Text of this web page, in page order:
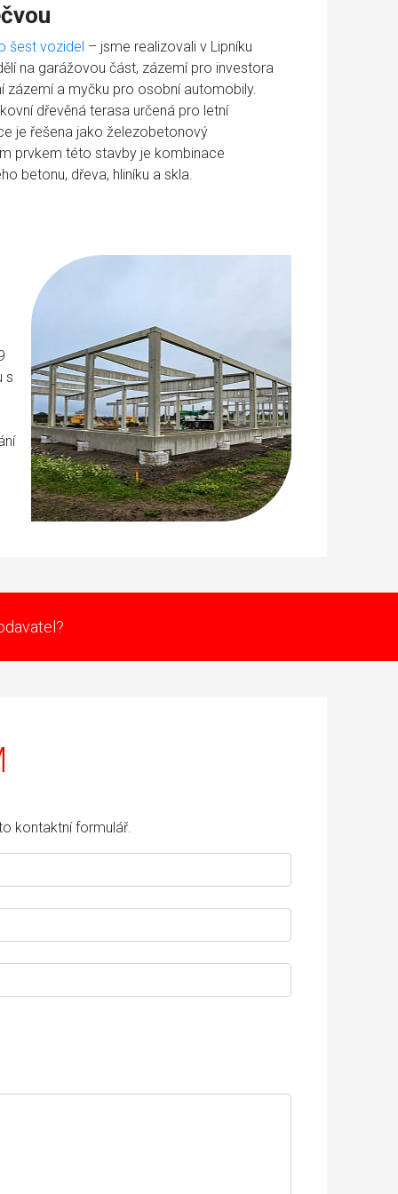
šest vozidel – jsme realizovali v Lipníku
na garážovou část, zázemí pro investora
zázemí a myčku pro osobní automobily.
dřevěná terasa určená pro letní
je řešena jako železobetonový
prvkem této stavby je kombinace
betonu, dřeva, hliníku a skla.
s
kontaktní formulář.